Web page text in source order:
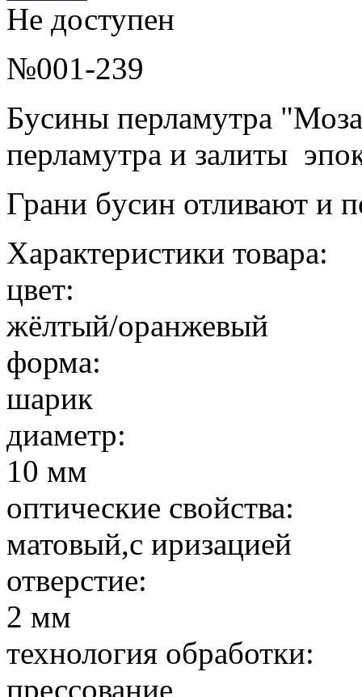
Не доступен
№001-239
Бyсины перламутра
перламyтра и залиты
Грани бyсин отливают и
Характеристики товара:
цвет:
жёлтый/оранжевый
форма:
шарик
диаметр:
10 мм
оптические свойства:
матовый,с иризацией
отверстие:
2 мм
технология обработки:
прессование